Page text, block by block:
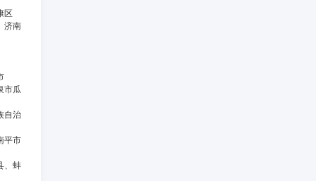
区
济南
市瓜
自治
平市
、蚌